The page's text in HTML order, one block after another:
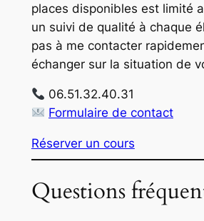
places disponibles est limité
un suivi de qualité à chaque
pas à me contacter
échanger sur la situation de
06.51.32.40.31
Formulaire de contact
Réserver un cours
Questions